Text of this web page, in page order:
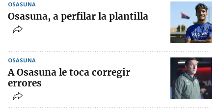
OSASUNA
Osasuna, a perfilar la plantilla
OSASUNA
A Osasuna le toca corregir
errores